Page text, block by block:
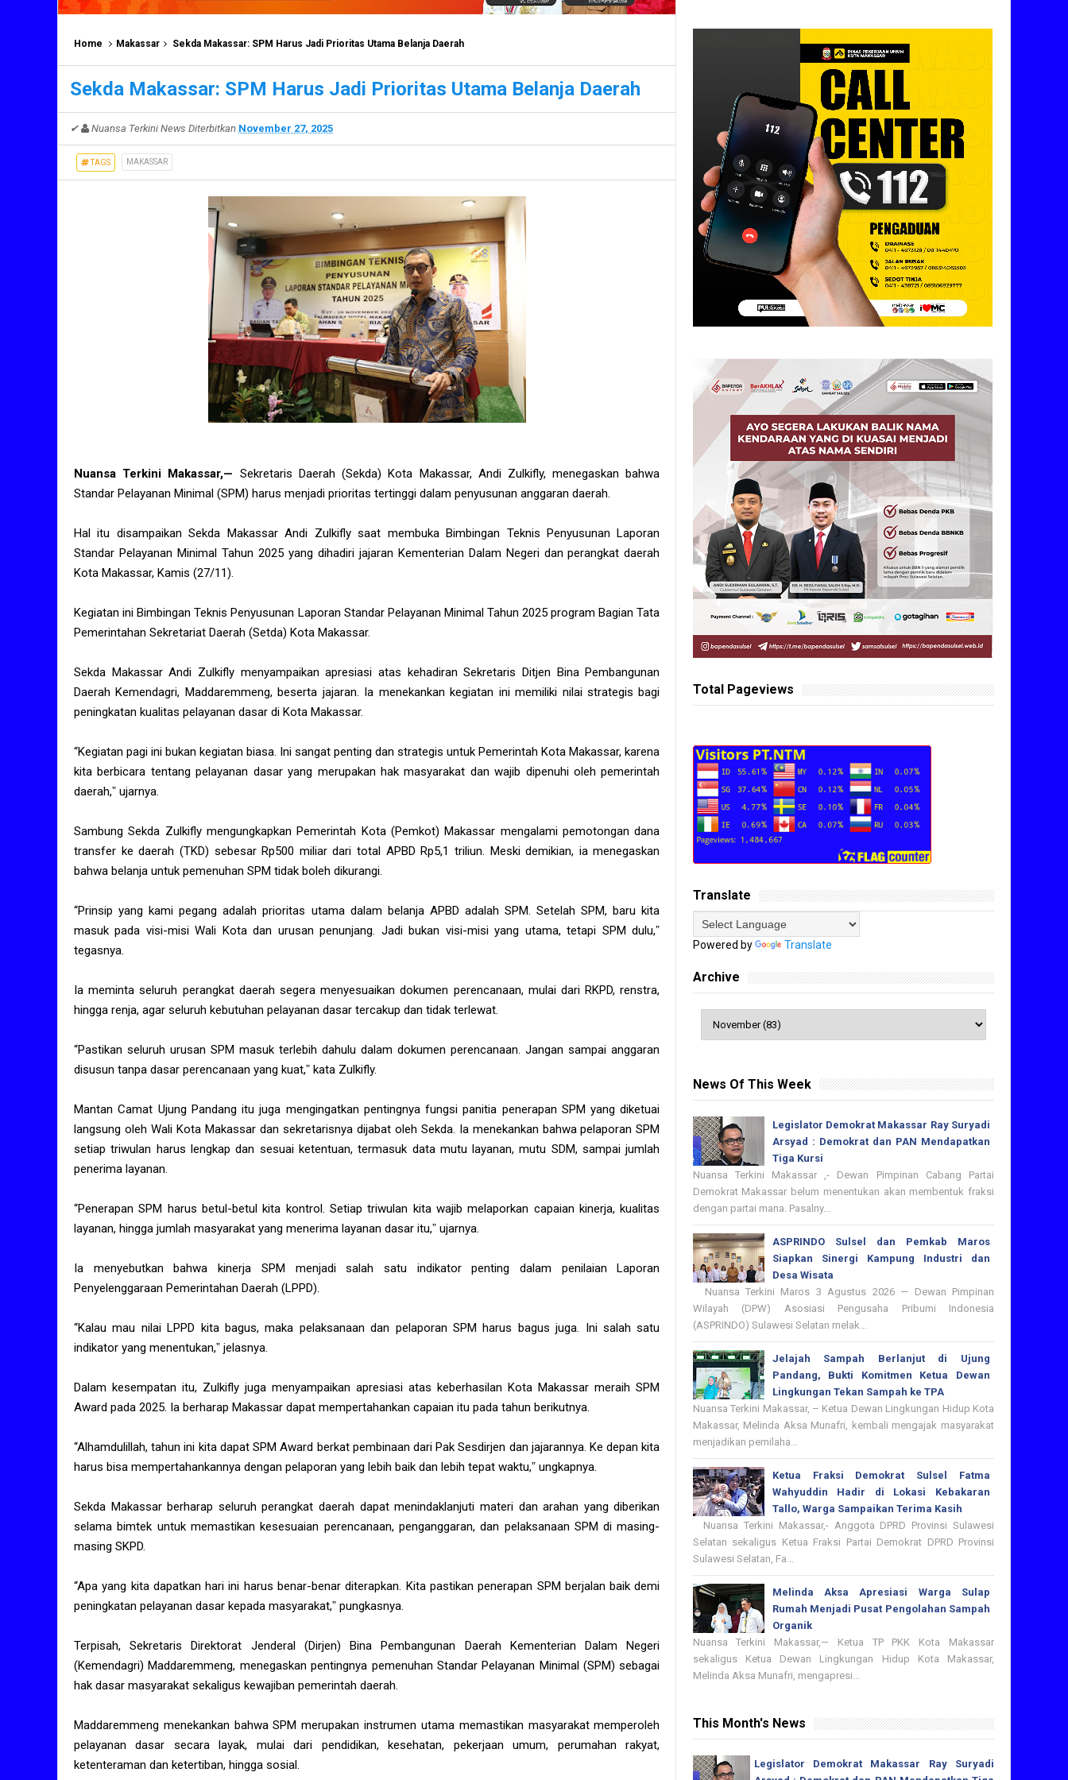
Home Makassar Sekda Makassar: SPM Harus Jadi Prioritas Utama Belanja Daerah
Sekda Makassar: SPM Harus Jadi Prioritas Utama Belanja Daerah
✔ Nuansa Terkini News Diterbitkan November 27, 2025
TAGS MAKASSAR
Nuansa Terkini Makassar,— Sekretaris Daerah (Sekda) Kota Makassar, Andi Zulkifly, menegaskan bahwa
Standar Pelayanan Minimal (SPM) harus menjadi prioritas tertinggi dalam penyusunan anggaran daerah.
Hal itu disampaikan Sekda Makassar Andi Zulkifly saat membuka Bimbingan Teknis Penyusunan Laporan
Standar Pelayanan Minimal Tahun 2025 yang dihadiri jajaran Kementerian Dalam Negeri dan perangkat daerah
Kota Makassar, Kamis (27/11).
Kegiatan ini Bimbingan Teknis Penyusunan Laporan Standar Pelayanan Minimal Tahun 2025 program Bagian Tata
Pemerintahan Sekretariat Daerah (Setda) Kota Makassar.
Sekda Makassar Andi Zulkifly menyampaikan apresiasi atas kehadiran Sekretaris Ditjen Bina Pembangunan
Daerah Kemendagri, Maddaremmeng, beserta jajaran. Ia menekankan kegiatan ini memiliki nilai strategis bagi
peningkatan kualitas pelayanan dasar di Kota Makassar.
“Kegiatan pagi ini bukan kegiatan biasa. Ini sangat penting dan strategis untuk Pemerintah Kota Makassar, karena
kita berbicara tentang pelayanan dasar yang merupakan hak masyarakat dan wajib dipenuhi oleh pemerintah
daerah,ˮ ujarnya.
Sambung Sekda Zulkifly mengungkapkan Pemerintah Kota (Pemkot) Makassar mengalami pemotongan dana
transfer ke daerah (TKD) sebesar Rp500 miliar dari total APBD Rp5,1 triliun. Meski demikian, ia menegaskan
bahwa belanja untuk pemenuhan SPM tidak boleh dikurangi.
“Prinsip yang kami pegang adalah prioritas utama dalam belanja APBD adalah SPM. Setelah SPM, baru kita
masuk pada visi-misi Wali Kota dan urusan penunjang. Jadi bukan visi-misi yang utama, tetapi SPM dulu,ˮ
tegasnya.
Ia meminta seluruh perangkat daerah segera menyesuaikan dokumen perencanaan, mulai dari RKPD, renstra,
hingga renja, agar seluruh kebutuhan pelayanan dasar tercakup dan tidak terlewat.
“Pastikan seluruh urusan SPM masuk terlebih dahulu dalam dokumen perencanaan. Jangan sampai anggaran
disusun tanpa dasar perencanaan yang kuat,ˮ kata Zulkifly.
Mantan Camat Ujung Pandang itu juga mengingatkan pentingnya fungsi panitia penerapan SPM yang diketuai
langsung oleh Wali Kota Makassar dan sekretarisnya dijabat oleh Sekda. Ia menekankan bahwa pelaporan SPM
setiap triwulan harus lengkap dan sesuai ketentuan, termasuk data mutu layanan, mutu SDM, sampai jumlah
penerima layanan.
“Penerapan SPM harus betul-betul kita kontrol. Setiap triwulan kita wajib melaporkan capaian kinerja, kualitas
layanan, hingga jumlah masyarakat yang menerima layanan dasar itu,ˮ ujarnya.
Ia menyebutkan bahwa kinerja SPM menjadi salah satu indikator penting dalam penilaian Laporan
Penyelenggaraan Pemerintahan Daerah (LPPD).
“Kalau mau nilai LPPD kita bagus, maka pelaksanaan dan pelaporan SPM harus bagus juga. Ini salah satu
indikator yang menentukan,ˮ jelasnya.
Dalam kesempatan itu, Zulkifly juga menyampaikan apresiasi atas keberhasilan Kota Makassar meraih SPM
Award pada 2025. Ia berharap Makassar dapat mempertahankan capaian itu pada tahun berikutnya.
“Alhamdulillah, tahun ini kita dapat SPM Award berkat pembinaan dari Pak Sesdirjen dan jajarannya. Ke depan kita
harus bisa mempertahankannya dengan pelaporan yang lebih baik dan lebih tepat waktu,ˮ ungkapnya.
Sekda Makassar berharap seluruh perangkat daerah dapat menindaklanjuti materi dan arahan yang diberikan
selama bimtek untuk memastikan kesesuaian perencanaan, penganggaran, dan pelaksanaan SPM di masing-
masing SKPD.
“Apa yang kita dapatkan hari ini harus benar-benar diterapkan. Kita pastikan penerapan SPM berjalan baik demi
peningkatan pelayanan dasar kepada masyarakat,ˮ pungkasnya.
Terpisah, Sekretaris Direktorat Jenderal (Dirjen) Bina Pembangunan Daerah Kementerian Dalam Negeri
(Kemendagri) Maddaremmeng, menegaskan pentingnya pemenuhan Standar Pelayanan Minimal (SPM) sebagai
hak dasar masyarakat sekaligus kewajiban pemerintah daerah.
Maddaremmeng menekankan bahwa SPM merupakan instrumen utama memastikan masyarakat memperoleh
pelayanan dasar secara layak, mulai dari pendidikan, kesehatan, pekerjaan umum, perumahan rakyat,
ketenteraman dan ketertiban, hingga sosial.
Total Pageviews
Translate
Powered by Translate
Archive
News Of This Week
Legislator Demokrat Makassar Ray Suryadi
Arsyad : Demokrat dan PAN Mendapatkan
Tiga Kursi
Nuansa Terkini Makassar ,- Dewan Pimpinan Cabang Partai
Demokrat Makassar belum menentukan akan membentuk fraksi
dengan partai mana. Pasalny...
ASPRINDO Sulsel dan Pemkab Maros
Siapkan Sinergi Kampung Industri dan
Desa Wisata
Nuansa Terkini Maros 3 Agustus 2026 — Dewan Pimpinan
Wilayah (DPW) Asosiasi Pengusaha Pribumi Indonesia
(ASPRINDO) Sulawesi Selatan melak...
Jelajah Sampah Berlanjut di Ujung
Pandang, Bukti Komitmen Ketua Dewan
Lingkungan Tekan Sampah ke TPA
Nuansa Terkini Makassar, – Ketua Dewan Lingkungan Hidup Kota
Makassar, Melinda Aksa Munafri, kembali mengajak masyarakat
menjadikan pemilaha...
Ketua Fraksi Demokrat Sulsel Fatma
Wahyuddin Hadir di Lokasi Kebakaran
Tallo, Warga Sampaikan Terima Kasih
Nuansa Terkini Makassar,- Anggota DPRD Provinsi Sulawesi
Selatan sekaligus Ketua Fraksi Partai Demokrat DPRD Provinsi
Sulawesi Selatan, Fa...
Melinda Aksa Apresiasi Warga Sulap
Rumah Menjadi Pusat Pengolahan Sampah
Organik
Nuansa Terkini Makassar,— Ketua TP PKK Kota Makassar
sekaligus Ketua Dewan Lingkungan Hidup Kota Makassar,
Melinda Aksa Munafri, mengapresi...
This Month's News
Legislator Demokrat Makassar Ray Suryadi